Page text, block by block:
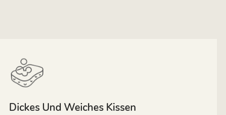
Dickes Und Weiches Kissen